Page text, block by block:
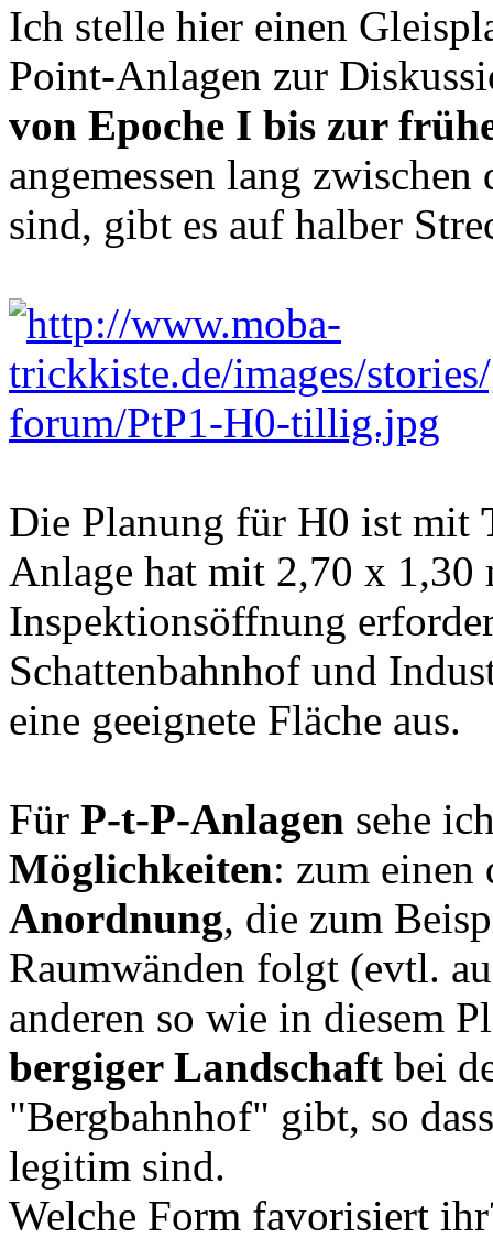
Ich stelle hier einen
Point-Anlagen zur
von Epoche I bis zur
angemessen lang
sind, gibt es auf halber
Die Planung für H0 ist mit
Anlage hat mit 2,70 x 1,30
Inspektionsöffnung
Schattenbahnhof und
eine geeignete Fläche aus.
Für P-t-P-Anlagen sehe
Möglichkeiten: zum
Anordnung, die zum
Raumwänden folgt (evtl.
anderen so wie in diesem
bergiger Landschaft bei
"Bergbahnhof" gibt, so
legitim sind.
Welche Form favorisiert